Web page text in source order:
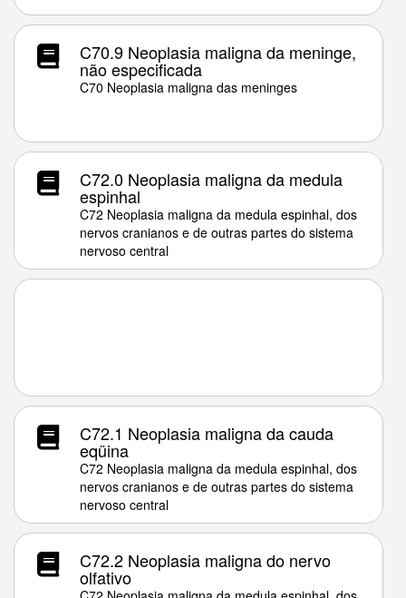
C70.9 Neoplasia maligna da meninge,
não especificada
C70 Neoplasia maligna das meninges
C72.0 Neoplasia maligna da medula
espinhal
C72 Neoplasia maligna da medula espinhal, dos
nervos cranianos e de outras partes do sistema
nervoso central
C72.1 Neoplasia maligna da cauda
eqüina
C72 Neoplasia maligna da medula espinhal, dos
nervos cranianos e de outras partes do sistema
nervoso central
C72.2 Neoplasia maligna do nervo
olfativo